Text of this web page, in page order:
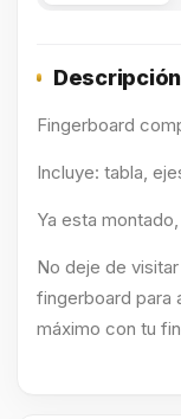
Descripción
Fingerboard
Incluye: tabla,
Ya esta
No deje de
fingerboard para
máximo con tu